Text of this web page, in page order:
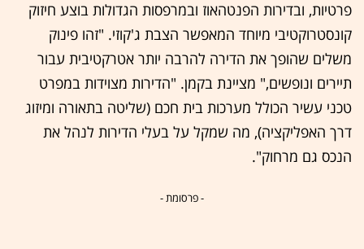
פרטיות, ובדירות הפנטהאוז ובמרפסות הגדולות בוצע חיזוק
קונסטרוקטיבי מיוחד המאפשר הצבת ג'קוזי. "זהו פינוק
משלים שהופך את הדירה להרבה יותר אטרקטיבית עבור
תיירים ונופשים," מציינת בקמן. "הדירות מצוידות במפרט
טכני עשיר הכולל מערכות בית חכם (שליטה בתאורה ומיזוג
דרך האפליקציה), מה שמקל על בעלי הדירות לנהל את
הנכס גם מרחוק".
- פרסומת -